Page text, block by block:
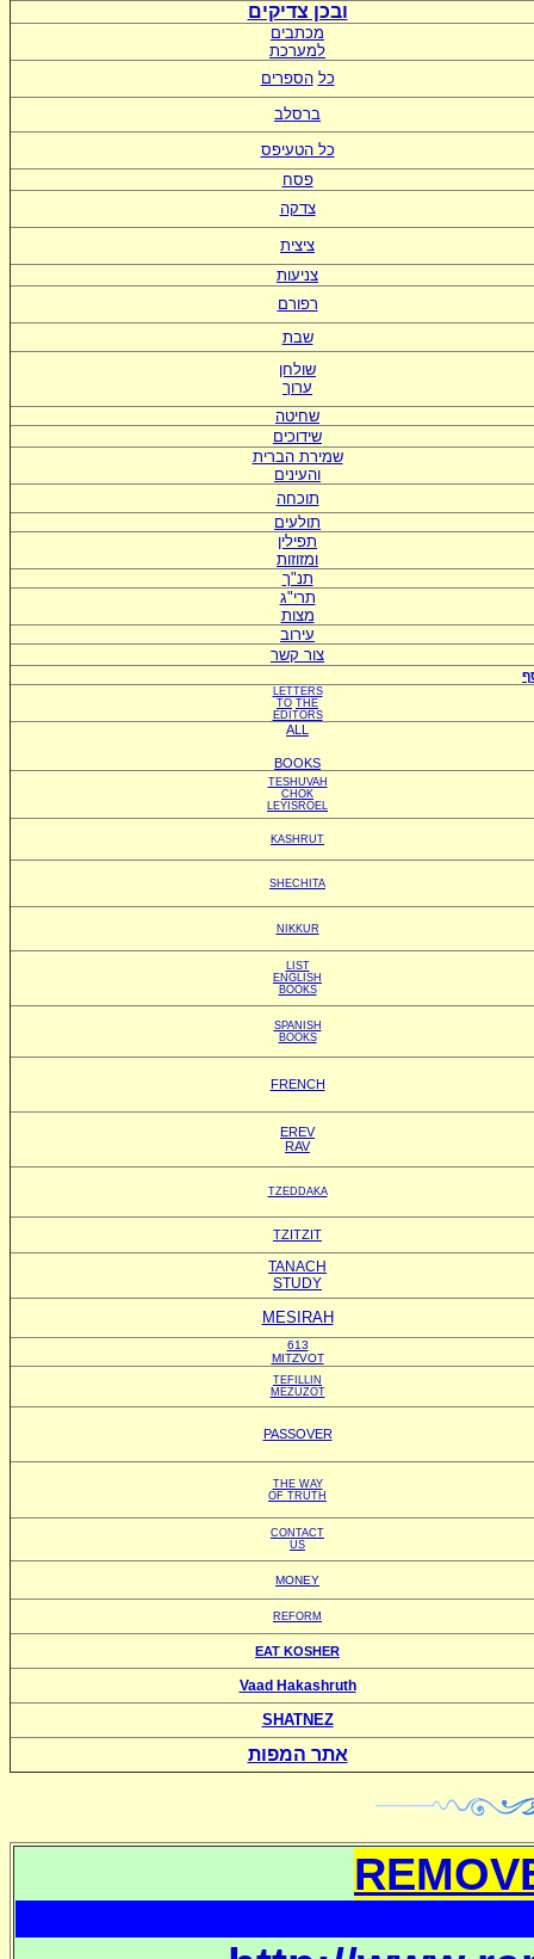
ובכן צדיקים
מכתבים
למערכת
כל הספרים
ברסלב
כל הטעיפס
פסח
צדקה
ציצית
צניעות
רפורם
שבת
שולחן
ערוך
שחיטה
שידוכים
שמירת הברית
והעינים
תוכחה
תולעים
תפילין
ומזוזות
תנ"ך
תרי"ג
מצות
עירוב
צור קשר
LETTERS
TO THE
EDITORS
ALL
BOOKS
TESHUVAH
CHOK
LEYISROEL
KASHRUT
SHECHITA
NIKKUR
LIST
ENGLISH
BOOKS
SPANISH
BOOKS
FRENCH
EREV
RAV
TZEDDAKA
TZITZIT
TANACH
STUDY
MESIRAH
613
MITZVOT
TEFILLIN
MEZUZOT
PASSOVER
THE WAY
OF TRUTH
CONTACT
US
MONEY
REFORM
EAT KOSHER
Vaad Hakashruth
SHATNEZ
אתר המפות